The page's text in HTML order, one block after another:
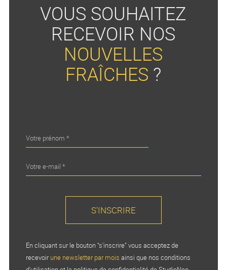
VOUS SOUHAITEZ
RECEVOIR NOS
NOUVELLES
FRAÎCHES ?
En cliquant sur le bouton “s'inscrire” vous acceptez de
recevoirune newsletter par mois ainsi que nos conditions